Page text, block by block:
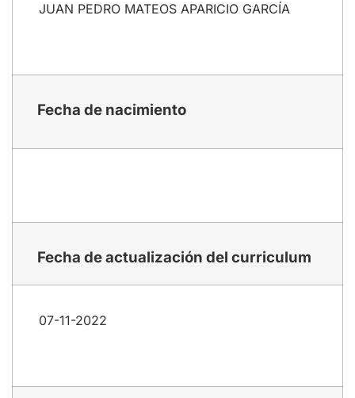
JUAN PEDRO MATEOS APARICIO GARCÍA
Fecha de nacimiento
Fecha de actualización del curriculum
07-11-2022